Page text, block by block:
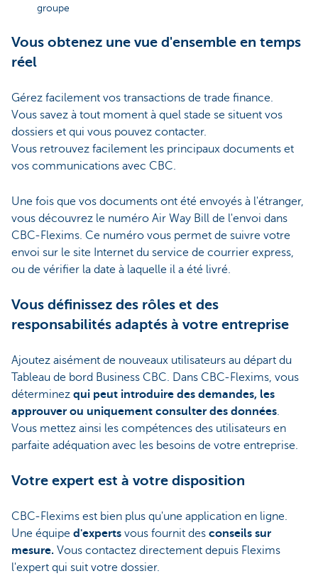
groupe
Vous obtenez une vue d'ensemble en temps
réel
Gérez facilement vos transactions de trade finance.
Vous savez à tout moment à quel stade se situent vos
dossiers et qui vous pouvez contacter.
Vous retrouvez facilement les principaux documents et
vos communications avec CBC.
Une fois que vos documents ont été envoyés à l'étranger,
vous découvrez le numéro Air Way Bill de l'envoi dans
CBC-Flexims. Ce numéro vous permet de suivre votre
envoi sur le site Internet du service de courrier express,
ou de vérifier la date à laquelle il a été livré.
Vous définissez des rôles et des
responsabilités adaptés à votre entreprise
Ajoutez aisément de nouveaux utilisateurs au départ du
Tableau de bord Business CBC. Dans CBC-Flexims, vous
déterminez qui peut introduire des demandes, les
approuver ou uniquement consulter des données.
Vous mettez ainsi les compétences des utilisateurs en
parfaite adéquation avec les besoins de votre entreprise.
Votre expert est à votre disposition
CBC-Flexims est bien plus qu'une application en ligne.
Une équipe d'experts vous fournit des conseils sur
mesure. Vous contactez directement depuis Flexims
l'expert qui suit votre dossier.